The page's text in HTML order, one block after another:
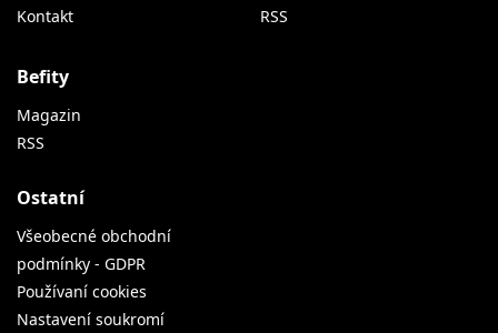
Kontakt
RSS
Befity
Magazin
RSS
Ostatní
Všeobecné obchodní
podmínky - GDPR
Používaní cookies
Nastavení soukromí